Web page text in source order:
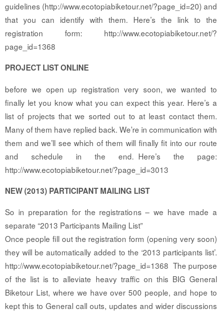
guidelines (http://www.ecotopiabiketour.net/?page_id=20) and
that you can identify with them. Here’s the link to the
registration form: http://www.ecotopiabiketour.net/?
page_id=1368
PROJECT LIST ONLINE
before we open up registration very soon, we wanted to
finally let you know what you can expect this year. Here’s a
list of projects that we sorted out to at least contact them.
Many of them have replied back. We’re in communication with
them and we’ll see which of them will finally fit into our route
and schedule in the end. Here’s the page:
http://www.ecotopiabiketour.net/?page_id=3013
NEW (2013) PARTICIPANT MAILING LIST
So in preparation for the registrations – we have made a
separate “2013 Participants Mailing List”
Once people fill out the registration form (opening very soon)
they will be automatically added to the ‘2013 participants list’.
http://www.ecotopiabiketour.net/?page_id=1368 The purpose
of the list is to alleviate heavy traffic on this BIG General
Biketour List, where we have over 500 people, and hope to
kept this to General call outs, updates and wider discussions